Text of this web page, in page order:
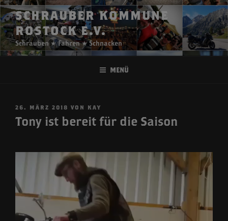
Zum
Inhalt
springen
SCHRAUBER KOMMUNE
ROSTOCK E.V.
Schrauben ★ Fahren ★ Schnacken
Menü
VERÖFFENTLICHT
26. MÄRZ 2018 VON KAY
Tony ist bereit für die Saison